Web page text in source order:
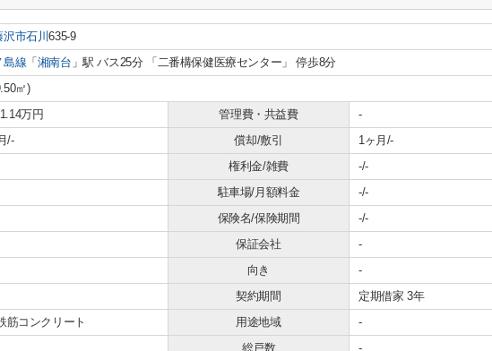
沢市石川635-9
島線 「 湘南台 」駅 バス25分 「二番構保健医療センター」 停歩8分
㎡)
万円 管理費・共益費
-
/- 償却/敷引
1ヶ月/-
権利金/雑費
-/-
駐車場/月額料金
-/-
保険名/保険期間
-/-
保証会社
-
向き
-
契約期間
定期借家 3年
筋コンクリート 用途地域
-
総戸数
-